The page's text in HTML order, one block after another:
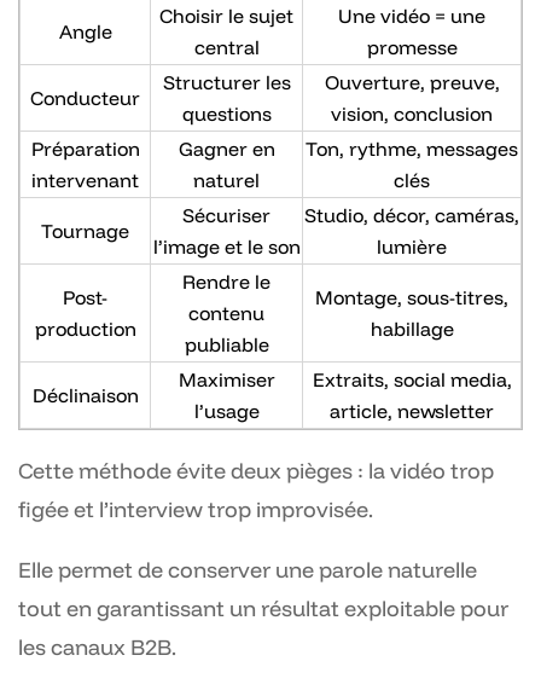
Angle
Choisir le sujet
central
Une vidéo = une
promesse
Conducteur
Structurer les
questions
Ouverture, preuve,
vision, conclusion
Préparation
intervenant
Gagner en
naturel
Ton, rythme, messages
clés
Tournage
Sécuriser
l’image et le son
Studio, décor, caméras,
lumière
Post-
production
Rendre le
contenu
publiable
Montage, sous-titres,
habillage
Déclinaison
Maximiser
l’usage
Extraits, social media,
article, newsletter
Cette méthode évite deux pièges : la vidéo trop
figée et l’interview trop improvisée.
Elle permet de conserver une parole naturelle
tout en garantissant un résultat exploitable pour
les canaux B2B.